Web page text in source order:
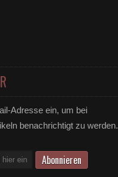
Adresse ein, um bei
benachrichtigt zu werden.